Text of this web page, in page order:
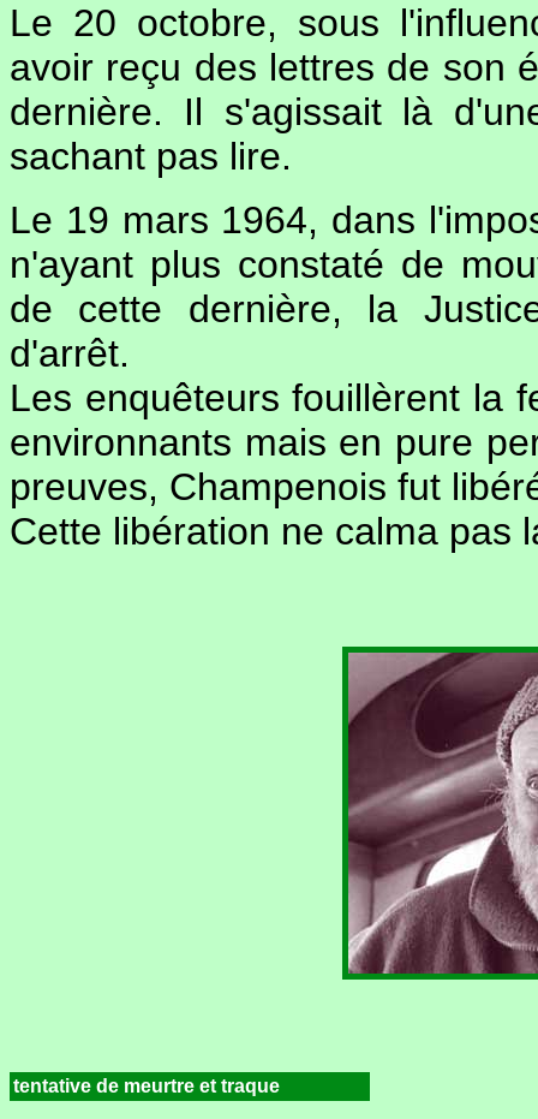
Le 20 octobre, sous
avoir reçu des lettres de son
dernière. Il s'agissait là
sachant pas lire.
Le 19 mars 1964, dans
n'ayant plus constaté de
de cette dernière, la
d'arrêt.
Les enquêteurs fouillèrent la
environnants mais en pure
preuves, Champenois fut
Cette libération ne calma pas
tentative de meurtre et traque